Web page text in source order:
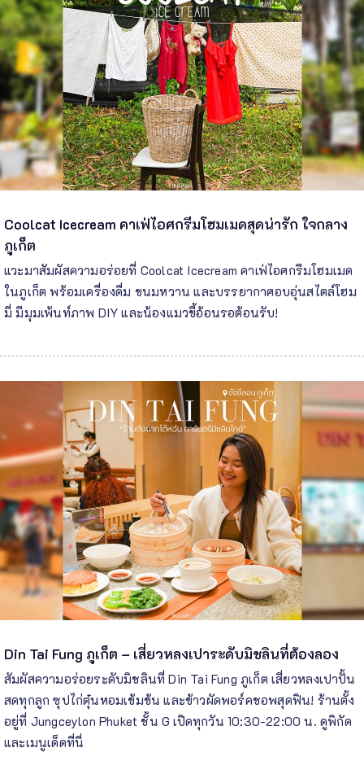
Coolcat Icecream คาเฟ่ไอศกรีมโฮมเมดสุดน่ารัก ใจกลาง
ภูเก็ต
แวะมาสัมผัสความอร่อยที่ Coolcat Icecream คาเฟ่ไอศกรีมโฮมเมด
ในภูเก็ต พร้อมเครื่องดื่ม ขนมหวาน และบรรยากาศอบอุ่นสไตล์โฮม
มี่ มีมุมเพ้นท์ภาพ DIY และน้องแมวขี้อ้อนรอต้อนรับ!
Din Tai Fung ภูเก็ต – เสี่ยวหลงเปาระดับมิชลินที่ต้องลอง
สัมผัสความอร่อยระดับมิชลินที่ Din Tai Fung ภูเก็ต เสี่ยวหลงเปาปั้น
สดทุกลูก ซุปไก่ตุ๋นหอมเข้มข้น และข้าวผัดพอร์คชอพสุดฟิน! ร้านตั้ง
อยู่ที่ Jungceylon Phuket ชั้น G เปิดทุกวัน 10:30-22:00 น. ดูพิกัด
และเมนูเด็ดที่นี่